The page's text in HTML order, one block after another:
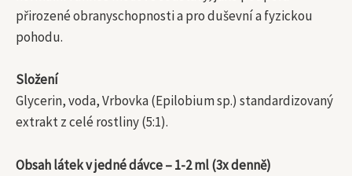
přirozené obranyschopnosti a pro duševní a fyzickou
pohodu.
Složení
Glycerin, voda, Vrbovka (Epilobium sp.) standardizovaný
extrakt z celé rostliny (5:1).
Obsah látek v jedné dávce – 1-2 ml (3x denně)